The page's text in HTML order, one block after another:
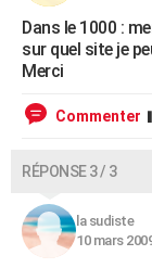
Dans le 1000 :
sur quel site je
Merci
Commenter
RÉPONSE 3 / 3
la sudiste
10 mars